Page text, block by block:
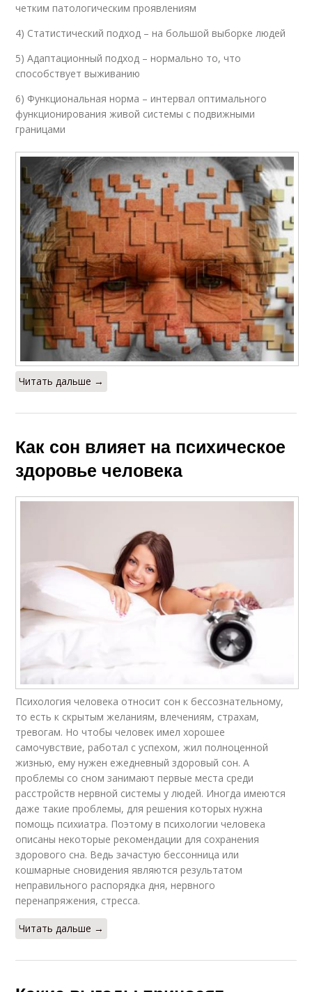
четким патологическим проявлениям
4) Статистический подход – на большой выборке людей
5) Адаптационный подход – нормально то, что
способствует выживанию
6) Функциональная норма – интервал оптимального
функционирования живой системы с подвижными
границами
Читать дальше →
Как сон влияет на психическое
здоровье человека
Психология человека относит сон к бессознательному,
то есть к скрытым желаниям, влечениям, страхам,
тревогам. Но чтобы человек имел хорошее
самочувствие, работал с успехом, жил полноценной
жизнью, ему нужен ежедневный здоровый сон. А
проблемы со сном занимают первые места среди
расстройств нервной системы у людей. Иногда имеются
даже такие проблемы, для решения которых нужна
помощь психиатра. Поэтому в психологии человека
описаны некоторые рекомендации для сохранения
здорового сна. Ведь зачастую бессонница или
кошмарные сновидения являются результатом
неправильного распорядка дня, нервного
перенапряжения, стресса.
Читать дальше →